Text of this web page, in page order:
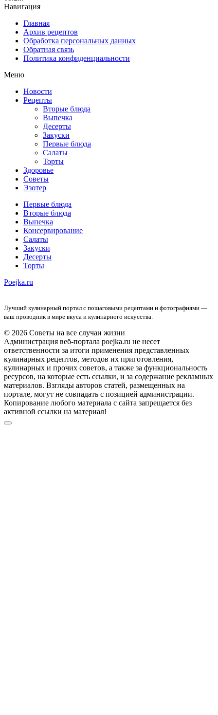
Навигация
Главная
Архив рецептов
Обработка персональных данных
Обратная связь
Политика конфиденциальности
Меню
Новости
Рецепты
Вторые блюда
Выпечка
Десерты
Закуски
Первые блюда
Салаты
Торты
Здоровье
Советы
Эзотер
Первые блюда
Вторые блюда
Выпечка
Консервирование
Салаты
Закуски
Десерты
Торты
Poejka.ru
Лучший кулинарный портал с пошаговыми рецептами и фотографиями —
ваш проводник в мире вкуса и кулинарного искусства.
© 2026 Советы на все случаи жизни
Администрация веб-портала poejka.ru не несет
ответственности за итоги применения представленных
кулинарных рецептов, методов их приготовления,
кулинарных и прочих советов, а также за функциональность
ресурсов, на которые есть ссылки, и за содержание рекламных
материалов. Взгляды авторов статей, размещенных на
портале, могут не совпадать с позицией администрации.
Копирование любого материала с сайта запрещается без
активной ссылки на материал!